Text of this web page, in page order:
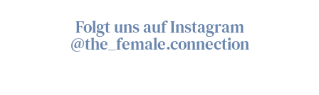
Folgt uns auf Instagram
@the_female.connection